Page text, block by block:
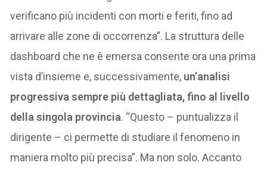
verificano più incidenti con morti e feriti, fino ad
arrivare alle zone di occorrenza”. La struttura delle
dashboard che ne è emersa consente ora una prima
vista d’insieme e, successivamente, un’analisi
progressiva sempre più dettagliata, fino al livello
della singola provincia. “Questo – puntualizza il
dirigente – ci permette di studiare il fenomeno in
maniera molto più precisa”. Ma non solo. Accanto